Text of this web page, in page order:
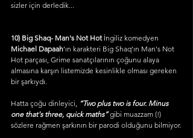
sizler için derledik...
10) Big Shaq- Man's Not Hot İngiliz komedyen
Michael Dapaah’ın karakteri Big Shaq’ın Man's Not
Hot parçası, Grime sanatçılarının çoğunu alaya
almasına karşın listemizde kesinlikle olması gereken
bir şarkıydı.
Hatta çoğu dinleyici, “Two plus two is four. Minus
one that's three, quick maths” gibi muazzam (!)
sözlere rağmen şarkının bir parodi olduğunu bilmiyor.